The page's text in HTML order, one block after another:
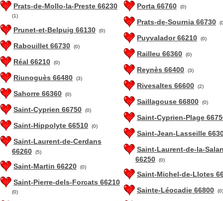
Prats-de-Mollo-la-Preste 66230
(1)
Prunet-et-Belpuig 66130 (0)
Rabouillet 66730 (0)
Réal 66210 (0)
Riunoguès 66480 (3)
Sahorre 66360 (0)
Saint-Cyprien 66750 (0)
Saint-Hippolyte 66510 (0)
Saint-Laurent-de-Cerdans
66260
(5)
Saint-Martin 66220 (0)
Saint-Pierre-dels-Forcats 66210
(0)
Porta 66760 (0)
Prats-de-Sournia 66730
Puyvalador 66210 (0)
Railleu 66360 (0)
Reynès 66400 (3)
Rivesaltes 66600 (2)
Saillagouse 66800 (0)
Saint-Cyprien-Plage
Saint-Jean-Lasseille
Saint-Laurent-de-la-
66250
(0)
Saint-Michel-de-Llotes
Sainte-Léocadie 66800
(0)